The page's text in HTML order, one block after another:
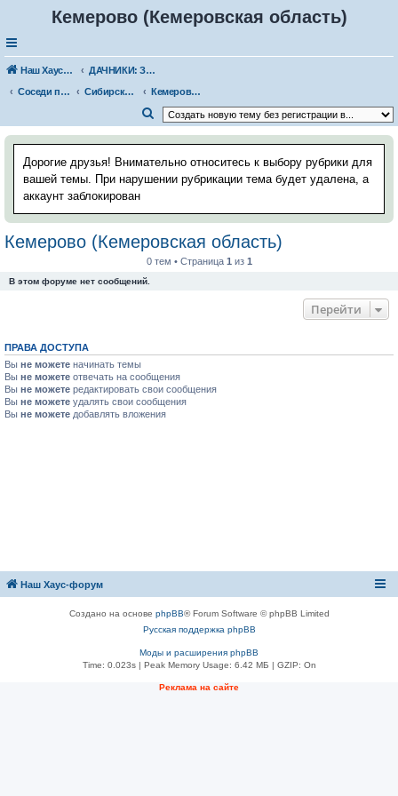
Кемерово (Кемеровская область)
Наш Хаус-форум
ДАЧНИКИ: ЗНАКОМСТВА, ВСТРЕЧИ. РАССКАЗЫ О ДАЧЕ
Соседи по даче
Сибирский федеральный округ
Кемерово (Кемеровская область)
о
с
Дорогие друзья! Внимательно относитесь к выбору рубрики для
вашей темы. При нарушении рубрикации тема будет удалена, а
аккаунт заблокирован
Кемерово (Кемеровская область)
0 тем • Страница 1 из 1
В этом форуме нет сообщений.
Перейти
ПРАВА ДОСТУПА
Вы не можете начинать темы
Вы не можете отвечать на сообщения
Вы не можете редактировать свои сообщения
Вы не можете удалять свои сообщения
Вы не можете добавлять вложения
Наш Хаус-форум
Создано на основе phpBB® Forum Software © phpBB Limited
Русская поддержка phpBB
Моды и расширения phpBB
Time: 0.023s| Peak Memory Usage: 6.42 МБ | GZIP: On
Реклама на сайте